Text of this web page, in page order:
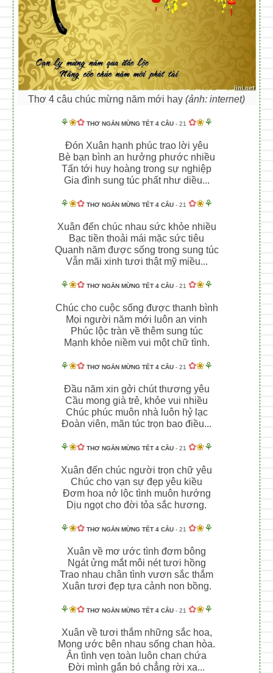
Thơ 4 câu chúc mừng năm mới hay (ảnh: internet)
⚘❀✿ THƠ NGẮN MỪNG TẾT 4 CÂU - 21 ✿❀⚘
Đón Xuân hạnh phúc trao lời yêu
Bè bạn bình an hưởng phước nhiều
Tấn tới huy hoàng trong sự nghiệp
Gia đình sung túc phất như diều...
⚘❀✿ THƠ NGẮN MỪNG TẾT 4 CÂU - 21 ✿❀⚘
Xuân đến chúc nhau sức khỏe nhiều
Bạc tiền thoải mái mặc sức tiêu
Quanh năm được sống trong sung túc
Vẫn mãi xinh tươi thật mỹ miều...
⚘❀✿ THƠ NGẮN MỪNG TẾT 4 CÂU - 21 ✿❀⚘
Chúc cho cuộc sống được thanh bình
Mọi người năm mới luôn an vinh
Phúc lộc tràn về thêm sung túc
Mạnh khỏe niềm vui một chữ tình.
⚘❀✿ THƠ NGẮN MỪNG TẾT 4 CÂU - 21 ✿❀⚘
Đầu năm xin gởi chút thương yêu
Cầu mong già trẻ, khỏe vui nhiều
Chúc phúc muôn nhà luôn hỷ lạc
Đoàn viên, mãn túc trọn bao điều...
⚘❀✿ THƠ NGẮN MỪNG TẾT 4 CÂU - 21 ✿❀⚘
Xuân đến chúc người trọn chữ yêu
Chúc cho vạn sự đẹp yêu kiều
Đơm hoa nở lộc tình muôn hướng
Dịu ngọt cho đời tỏa sắc hương.
⚘❀✿ THƠ NGẮN MỪNG TẾT 4 CÂU - 21 ✿❀⚘
Xuân về mơ ước tình đơm bông
Ngát ửng mắt môi nét tươi hồng
Trao nhau chân tình vươn sắc thắm
Xuân tươi đẹp tựa cảnh non bồng.
⚘❀✿ THƠ NGẮN MỪNG TẾT 4 CÂU - 21 ✿❀⚘
Xuân về tươi thắm những sắc hoa,
Mong ước bên nhau sống chan hòa.
Ân tình vẹn toàn luôn chan chứa
Đời mình gắn bó chẳng rời xa...